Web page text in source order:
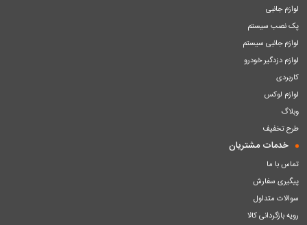
لوازم جانبی
پک نصب سیستم
لوازم جانبی سیستم
لوازم دزدگیر خودرو
کاربردی
لوازم لوکس
وبلاگ
طرح تخفیف
خدمات مشتریان
تماس با ما
پیگیری سفارش
سوالات متداول
رویه بازگردانی کالا